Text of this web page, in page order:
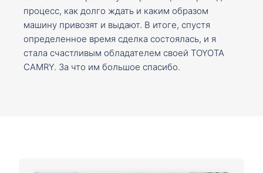
процесс, как долго ждать и каким образом
машину привозят и выдают. В итоге, спустя
определенное время сделка состоялась, и я
стала счастливым обладателем своей TOYOTA
CAMRY. За что им большое спасибо.